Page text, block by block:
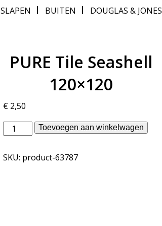
SLAPEN BUITEN DOUGLAS & JONES
PURE Tile Seashell
120×120
€2,50
Piet
Boon
-
Toevoegen aan winkelwagen
SKU: product-63787